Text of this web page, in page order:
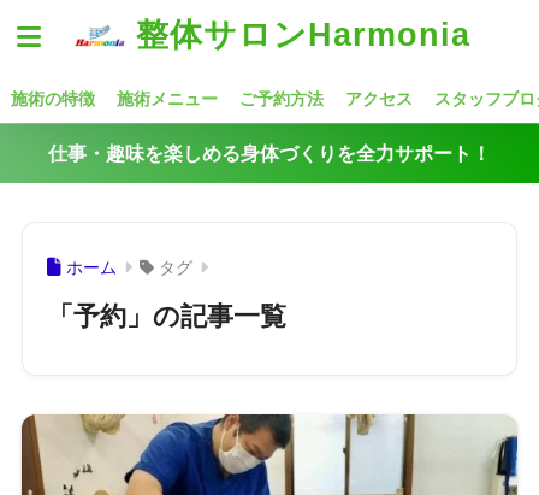
整体サロンHarmonia
施術の特徴 施術メニュー ご予約方法 アクセス スタッフブロ
仕事・趣味を楽しめる身体づくりを全力サポート！
ホーム タグ
「予約」の記事一覧